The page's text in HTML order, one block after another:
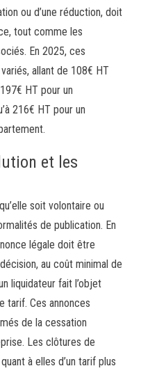
ou d’une réduction, doit
tout comme les
En 2025, ces
allant de 108€ HT
HT pour un
216€ HT pour un
et les
soit volontaire ou
de publication. En
légale doit être
au coût minimal de
liquidateur fait l’objet
tarif. Ces annonces
de la cessation
Les clôtures de
à elles d’un tarif plus